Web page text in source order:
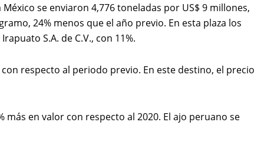
se enviaron 4,776 toneladas por US$ 9 millones,
24% menos que el año previo. En esta plaza los
S.A. de C.V., con 11%.
respecto al periodo previo. En este destino, el precio
en valor con respecto al 2020. El ajo peruano se